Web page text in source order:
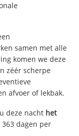
samen met alle
komen we deze
zéér scherpe
afvoer of lekbak.
deze nacht het
dagen per